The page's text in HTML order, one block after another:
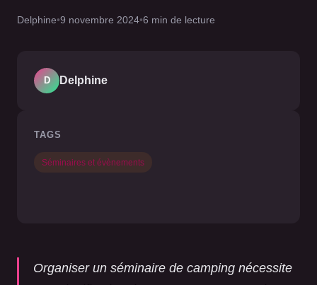
Delphine•9 novembre 2024•6 min de lecture
Organiser un séminaire de camping nécessite
D Delphine
TAGS
Séminaires et évènements